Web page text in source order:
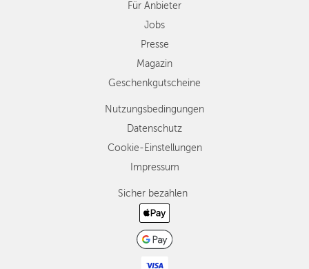
Für Anbieter
Jobs
Presse
Magazin
Geschenkgutscheine
Nutzungsbedingungen
Datenschutz
Cookie-Einstellungen
Impressum
Sicher bezahlen